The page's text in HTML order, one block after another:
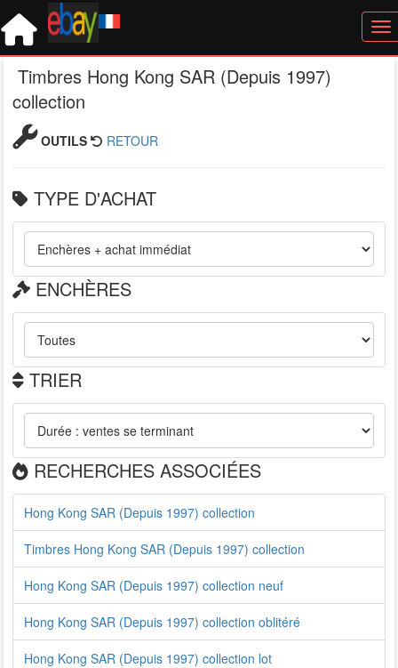
Timbres Hong Kong SAR (Depuis 1997)
collection
OUTILS RETOUR
TYPE D'ACHAT
ENCHÈRES
TRIER
RECHERCHES ASSOCIÉES
Hong Kong SAR (Depuis 1997) collection
Timbres Hong Kong SAR (Depuis 1997) collection
Hong Kong SAR (Depuis 1997) collection neuf
Hong Kong SAR (Depuis 1997) collection oblitéré
Hong Kong SAR (Depuis 1997) collection lot